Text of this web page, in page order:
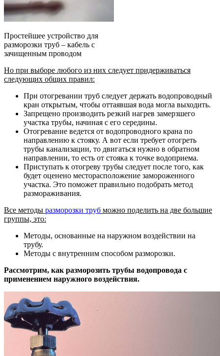
Простейшее устройство для
разморозки труб – кабель с
зачищенным проводом
Но при выборе любого из них следует придерживаться
следующих общих правил:
При отогревании труб следует держать водопроводный
кран открытым, чтобы оттаявшая вода могла выходить.
Запрещено производить резкий нагрев замерзшего
участка трубы, начиная с его середины.
Отогревание ведется от водопроводного крана по
направлению к стояку. А вот если требует отогреть
трубы канализации, то двигаться нужно в обратном
направлении, то есть от стояка к точке водоприема.
Приступать к отогреву трубы следует после того, как
будет оценено месторасположение замороженного
участка. Это поможет правильно подобрать метод
размораживания.
Все методы разморозки труб можно поделить на две большие
группы, это:
Методы, основанные на наружном воздействии на
трубу.
Методы с внутренним способом разморозки.
Рассмотрим, как разморозить трубы водопровода с
применением наружного воздействия.